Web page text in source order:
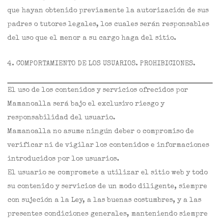
que hayan obtenido previamente la autorización de sus
padres o tutores legales, los cuales serán responsables
del uso que el menor a su cargo haga del sitio.
4. COMPORTAMIENTO DE LOS USUARIOS. PROHIBICIONES.
El uso de los contenidos y servicios ofrecidos por
Mamanoalla será bajo el exclusivo riesgo y
responsabilidad del usuario.
Mamanoalla no asume ningún deber o compromiso de
verificar ni de vigilar los contenidos e informaciones
introducidos por los usuarios.
El usuario se compromete a utilizar el sitio web y todo
su contenido y servicios de un modo diligente, siempre
con sujeción a la Ley, a las buenas costumbres, y a las
presentes condiciones generales, manteniendo siempre